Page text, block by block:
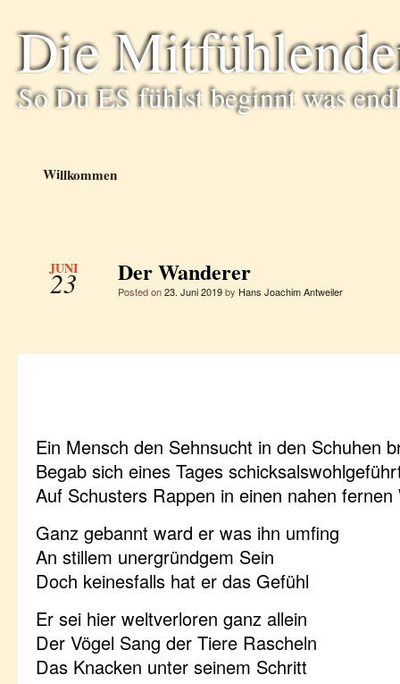
Die
So Du ES fühlst beginnt was
Willkommen
JUNI
23 Der Wanderer
Posted on23. Juni 2019by Hans Joachim Antweiler
Ein Mensch den Sehnsucht in den Schuhen
Begab sich eines Tages
Auf Schusters Rappen in einen nahen fernen
Ganz gebannt ward er was ihn umfing
An stillem unergründgem Sein
Doch keinesfalls hat er das Gefühl
Er sei hier weltverloren ganz allein
Der Vögel Sang der Tiere Rascheln
Das Knacken unter seinem Schritt